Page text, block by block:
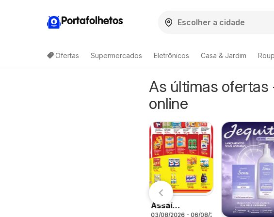
Portafolhetos
Ofertas Supermercados Eletrônicos Casa & Jardim
As últimas ofertas
online
06/08/2026 - 12/08/2026
Assaí
03/08/2026 - 06/08/2026